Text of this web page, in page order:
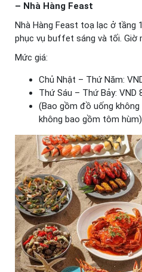
– Nhà Hàng Feast
Nhà Hàng Feast toạ lạc ở tầng
phục vụ buffet sáng và tối. Giờ
Mức giá:
Chủ Nhật – Thứ Năm:
Thứ Sáu – Thứ Bảy: VND
(Bao gồm đồ uống
không bao gồm tôm hùm)